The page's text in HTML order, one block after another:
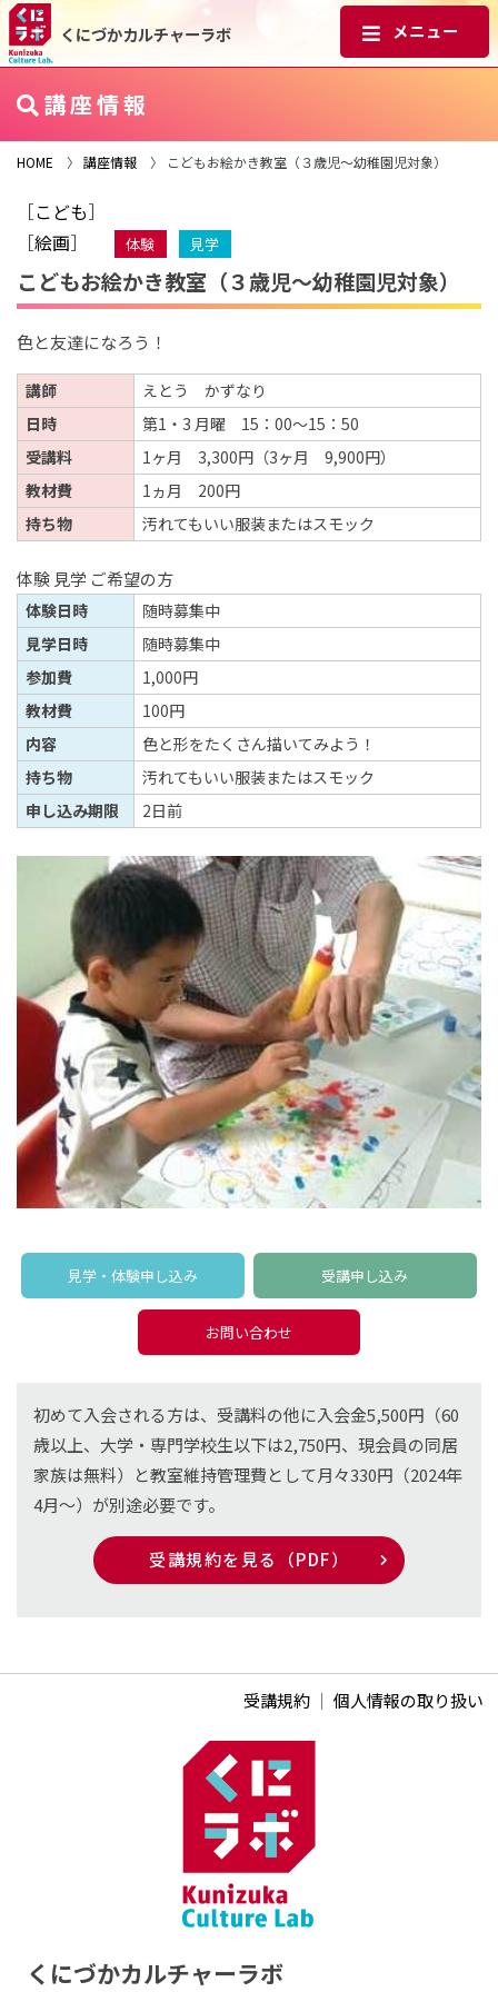
くにづかカルチャーラボ
講座情報
HOME 〉 講座情報 〉 こどもお絵かき教室（３歳児～幼稚園児対象）
［こども］
［絵画］ 体験 見学
こどもお絵かき教室（３歳児～幼稚園児対象）
色と友達になろう！
講師
えとう かずなり
日時
第1・3 月曜 15：00～15：50
受講料
1ヶ月 3,300円（3ヶ月 9,900円）
教材費
1ヵ月 200円
持ち物
汚れてもいい服装またはスモック
体験 見学 ご希望の方
体験日時
随時募集中
見学日時
随時募集中
参加費
1,000円
教材費
100円
内容
色と形をたくさん描いてみよう！
持ち物
汚れてもいい服装またはスモック
申し込み期限
2日前
見学・体験申し込み 受講申し込み
お問い合わせ
初めて入会される方は、受講料の他に入会金5,500円（60
歳以上、大学・専門学校生以下は2,750円、現会員の同居
家族は無料）と教室維持管理費として月々330円（2024年
4月〜）が別途必要です。
受講規約を見る（PDF）
受講規約｜ 個人情報の取り扱い
くにづかカルチャーラボ